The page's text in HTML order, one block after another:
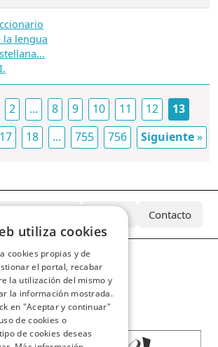
la lengua
2 ... 8 9 10 11 12
13
17 18 ... 755 756 Siguiente»
Equipo Contacto
utiliza cookies
cookies propias y de
el portal, recabar
la utilización del mismo y
la información mostrada.
en "Aceptar y continuar"
de cookies o
de cookies deseas